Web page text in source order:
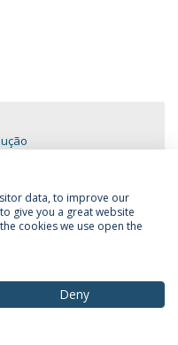
& Condições
Portuguesa
data, to improve our
give you a great website
cookies we use open the
Deny